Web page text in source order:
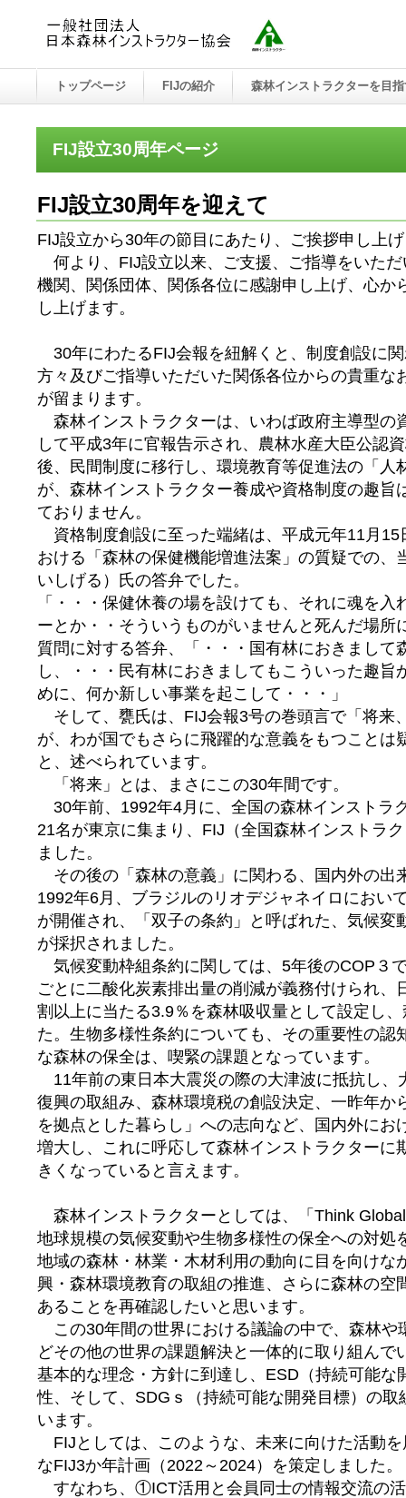
FIJ設立30周年ページ
FIJ設立30周年を迎えて
FIJ設立から30年の節目にあたり、ご挨拶申し上
何より、FIJ設立以来、ご支援、ご指導をいただ
機関、関係団体、関係各位に感謝申し上げ、心か
し上げます。
30年にわたるFIJ会報を紐解くと、制度創設に
方々及びご指導いただいた関係各位からの貴重な
が留まります。
森林インストラクターは、いわば政府主導型の
して平成3年に官報告示され、農林水産大臣公認
後、民間制度に移行し、環境教育等促進法の「人
が、森林インストラクター養成や資格制度の趣旨
ておりません。
資格制度創設に至った端緒は、平成元年11月15
おける「森林の保健機能増進法案」の質疑での、
いしげる）氏の答弁でした。
「・・・保健休養の場を設けても、それに魂を
ーとか・・そういうものがいませんと死んだ場所
質問に対する答弁、「・・・国有林におきまして
し、・・・民有林におきましてもこういった趣旨
めに、何か新しい事業を起こして・・・」
そして、甕氏は、FIJ会報3号の巻頭言で「将来
が、わが国でもさらに飛躍的な意義をもつことは
と、述べられています。
「将来」とは、まさにこの30年間です。
30年前、1992年4月に、全国の森林インストラ
21名が東京に集まり、FIJ（全国森林インストラ
ました。
その後の「森林の意義」に関わる、国内外の出
1992年6月、ブラジルのリオデジャネイロにおい
が開催され、「双子の条約」と呼ばれた、気候変
が採択されました。
気候変動枠組条約に関しては、5年後のCOP３
ごとに二酸化炭素排出量の削減が義務付けられ、
割以上に当たる3.9％を森林吸収量として設定し
た。生物多様性条約についても、その重要性の認
な森林の保全は、喫緊の課題となっています。
11年前の東日本大震災の際の大津波に抵抗し、
復興の取組み、森林環境税の創設決定、一昨年か
を拠点とした暮らし」への志向など、国内外にお
増大し、これに呼応して森林インストラクターに
きくなっていると言えます。
森林インストラクターとしては、「Think
地球規模の気候変動や生物多様性の保全への対処
地域の森林・林業・木材利用の動向に目を向けな
興・森林環境教育の取組の推進、さらに森林の空
あることを再確認したいと思います。
この30年間の世界における議論の中で、森林や
どその他の世界の課題解決と一体的に取り組んで
基本的な理念・方針に到達し、ESD（持続可能な
性、そして、SDGｓ（持続可能な開発目標）の
います。
FIJとしては、このような、未来に向けた活動
なFIJ3か年計画（2022～2024）を策定しました。
すなわち、①ICT活用と会員同士の情報交流の
トップページ FIJの紹介 森林インストラクターを目